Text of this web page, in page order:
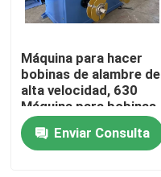
En casa
Productos
Máquina para hacer
bobinas de alambre de
alta velocidad, 630
Máquina para bobinas
de cable de doble
cabezaEnviar Consulta